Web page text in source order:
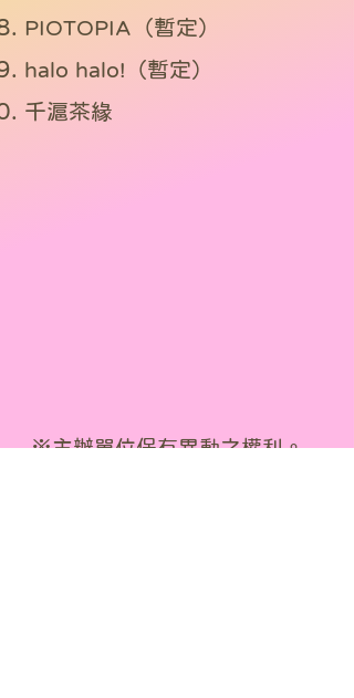
PIOTOPIA（暫定）
halo halo!（暫定）
千滬茶緣
※主辦單位保有異動之權利。